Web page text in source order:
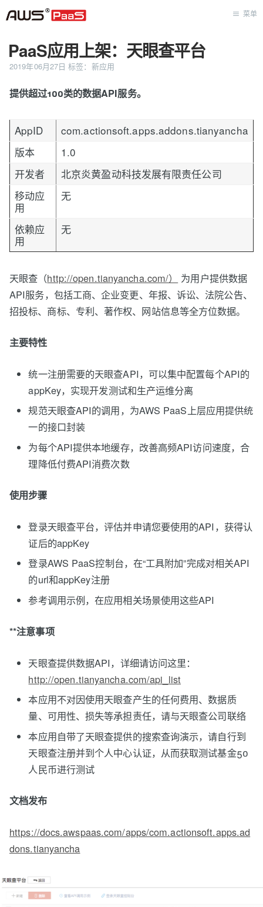
菜单
PaaS应用上架：天眼查平台
2019年06月27日 标签： 新应用
提供超过100类的数据API服务。
AppID
com.actionsoft.apps.addons.tianyancha
版本
1.0
开发者
北京炎黄盈动科技发展有限责任公司
移动应
用
无
依赖应
用
无
天眼查（http://open.tianyancha.com/）
为用户提供数据
API服务，包括工商、企业变更、年报、诉讼、法院公告、
招投标、商标、专利、著作权、网站信息等全方位数据。
主要特性
统一注册需要的天眼查API，可以集中配置每个API的
appKey，实现开发测试和生产运维分离
规范天眼查API的调用，为AWS PaaS上层应用提供统
一的接口封装
为每个API提供本地缓存，改善高频API访问速度，合
理降低付费API消费次数
使用步骤
登录天眼查平台，评估并申请您要使用的API，获得认
证后的appKey
登录AWS PaaS控制台，在“工具附加”完成对相关API
的url和appKey注册
参考调用示例，在应用相关场景使用这些API
**注意事项
天眼查提供数据API，详细请访问这里：
http://open.tianyancha.com/api_list
本应用不对因使用天眼查产生的任何费用、数据质
量、可用性、损失等承担责任，请与天眼查公司联络
本应用自带了天眼查提供的搜索查询演示，请自行到
天眼查注册并到个人中心认证，从而获取测试基金50
人民币进行测试
文档发布
https://docs.awspaas.com/apps/com.actionsoft.apps.ad
dons.tianyancha